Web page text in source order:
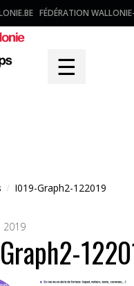
FÉDÉRATION
☰
/ I019-Graph2-122019
2019